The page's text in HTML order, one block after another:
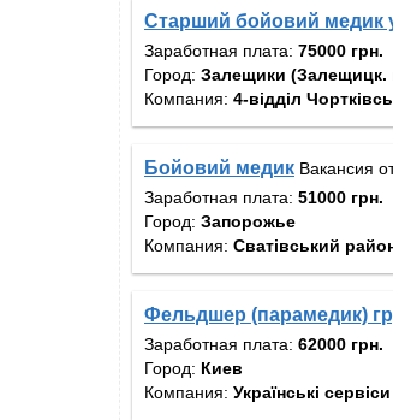
Старший бойовий медик
Заработная плата: 75000 грн.
Город: Залещики (Залещицк.
Компания: 4-відділ
Бойовий медик Вакансия
Заработная плата: 51000 грн.
Город: Запорожье
Компания: Сватівський
Фельдшер (парамедик)
Заработная плата: 62000 грн.
Город: Киев
Компания: Українські